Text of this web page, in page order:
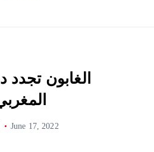
الغابون
June 17, 2022